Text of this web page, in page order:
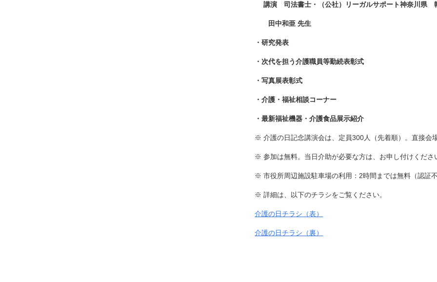
講演 司法書士・（公社）リーガルサポート神奈川県
田中和亜 先生
・研究発表
・次代を担う介護職員等勤続表彰式
・写真展表彰式
・介護・福祉相談コーナー
・最新福祉機器・介護食品展示紹介
※ 介護の日記念講演会は、定員300人（先着順）。直接会
※参加は無料。当日介助が必要な方は、お申し付けくださ
※ 市役所周辺施設駐車場の利用： 2時間までは無料（認証
※ 詳細は、以下のチラシをご覧ください。
介護の日チラシ（表）
介護の日チラシ（裏）